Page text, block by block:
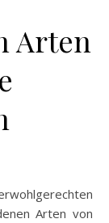
Arten
Arten von